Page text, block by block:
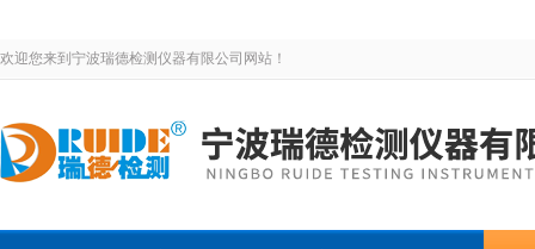
欢迎您来到宁波瑞德检测仪器有限公司网站！